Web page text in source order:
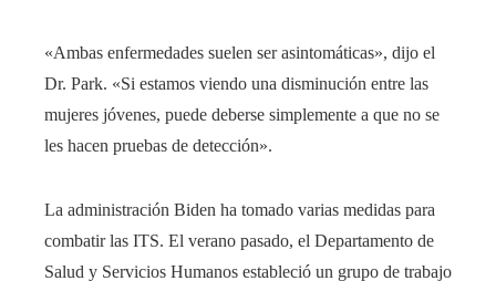
«Ambas enfermedades suelen ser asintomáticas», dijo el
Dr. Park. «Si estamos viendo una disminución entre las
mujeres jóvenes, puede deberse simplemente a que no se
les hacen pruebas de detección».
La administración Biden ha tomado varias medidas para
combatir las ITS. El verano pasado, el Departamento de
Salud y Servicios Humanos estableció un grupo de trabajo